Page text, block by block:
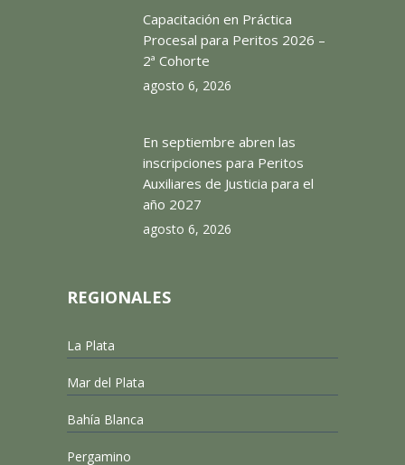
Capacitación en Práctica
Procesal para Peritos 2026 –
2ª Cohorte
agosto 6, 2026
En septiembre abren las
inscripciones para Peritos
Auxiliares de Justicia para el
año 2027
agosto 6, 2026
REGIONALES
La Plata
Mar del Plata
Bahía Blanca
Pergamino